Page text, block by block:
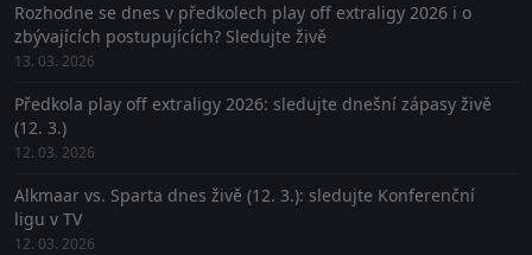
Rozhodne se dnes v předkolech play off extraligy 2026 i o
zbývajících postupujících? Sledujte živě
13. 03. 2026
Předkola play off extraligy 2026: sledujte dnešní zápasy živě
(12. 3.)
12. 03. 2026
Alkmaar vs. Sparta dnes živě (12. 3.): sledujte Konferenční
ligu v TV
12. 03. 2026